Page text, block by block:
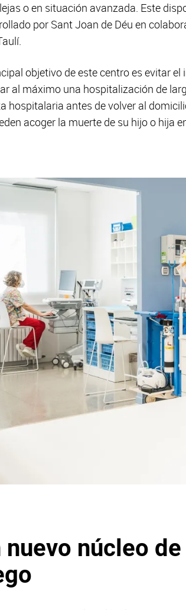
o en situación avanzada. Este
por Sant Joan de Déu en
objetivo de este centro es evitar
al máximo una hospitalización de
hospitalaria antes de volver al
acoger la muerte de su hijo o hija
nuevo núcleo